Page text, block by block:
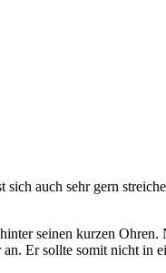
auch sehr gern
seinen kurzen Ohren.
Er sollte somit nicht in